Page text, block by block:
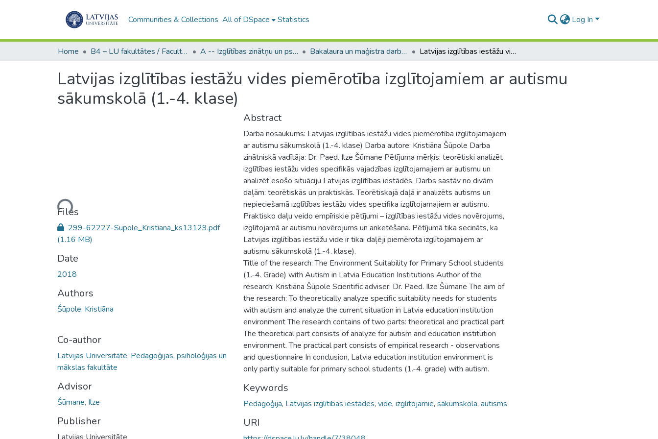
Communities & Collections All of DSpace Statistics Log In
Home B4 – LU fakultātes / Faculties of the UL A -- Izglītības zinātņu un psiholoģijas fakultāte / Faculty of Education Sciences and Psychology Bakalaura un maģistra darbi (PPMF) / Bachelor's and Master's theses Latvijas izglītības iestāžu vides piemērotība izglītojamiem ar autismu sākumskolā (1.-4. klase)
Latvijas izglītības iestāžu vides piemērotība izglītojamiem ar autismu
sākumskolā (1.-4. klase)
Loading...
Files
299-62227-Supole_Kristiana_ks13129.pdf
(1.16 MB)
Date
2018
Authors
Šūpole, Kristiāna
Co-author
Latvijas Universitāte. Pedagoģijas, psiholoģijas un
mākslas fakultāte
Advisor
Šūmane, Ilze
Publisher
Abstract
Darba nosaukums: Latvijas izglītības iestāžu vides piemērotība izglītojamajiem
ar autismu sākumskolā (1.-4. klase) Darba autore: Kristiāna Šūpole Darba
zinātniskā vadītāja: Dr. Paed. Ilze Šūmane Pētījuma mērķis: teorētiski analizēt
izglītības iestāžu vides specifikās vajadzības izglītojamajiem ar autismu un
analizēt esošo situāciju Latvijas izglītības iestādēs. Darbs sastāv no divām
daļām: teorētiskās un praktiskās. Teorētiskajā daļā ir analizēts autisms un
nepieciešamā izglītības iestāžu vides specifika izglītojamajiem ar autismu.
Praktisko daļu veido empīriskie pētījumi – izglītības iestāžu vides novērojums,
izglītojamā ar autismu novērojums un anketēšana. Pētījumā tika secināts, ka
Latvijas izglītības iestāžu vide ir tikai daļēji piemērota izglītojamajiem ar
autismu sākumskolā (1.-4. klase).
Title of the research: The Environment Suitability for Primary School students
(1.-4. Grade) with Autism in Latvia Education Institutions Author of the
research: Kristiāna Šūpole Scientific adviser: Dr. Paed. Ilze Šūmane The aim of
the research: To theoretically analyze specific suitability needs for students
with autism and analyze the current situation in Latvia education institution
environment The research contains of two parts: theoretical and practical part.
The theoretical part consists of analyze for autism and education institution
environment. The practical part consists of empirical research - observations
and questionnaire In conclusion, Latvia education institution environment is
only partly suitable for primary school students (1.-4. grade) with autism.
Keywords
Pedagoģija, Latvijas izglītības iestādes, vide, izglītojamie, sākumskola, autisms
URI